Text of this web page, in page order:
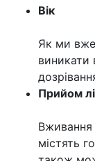
Вік
Як ми
виникати
Прийом
Вживання
містять